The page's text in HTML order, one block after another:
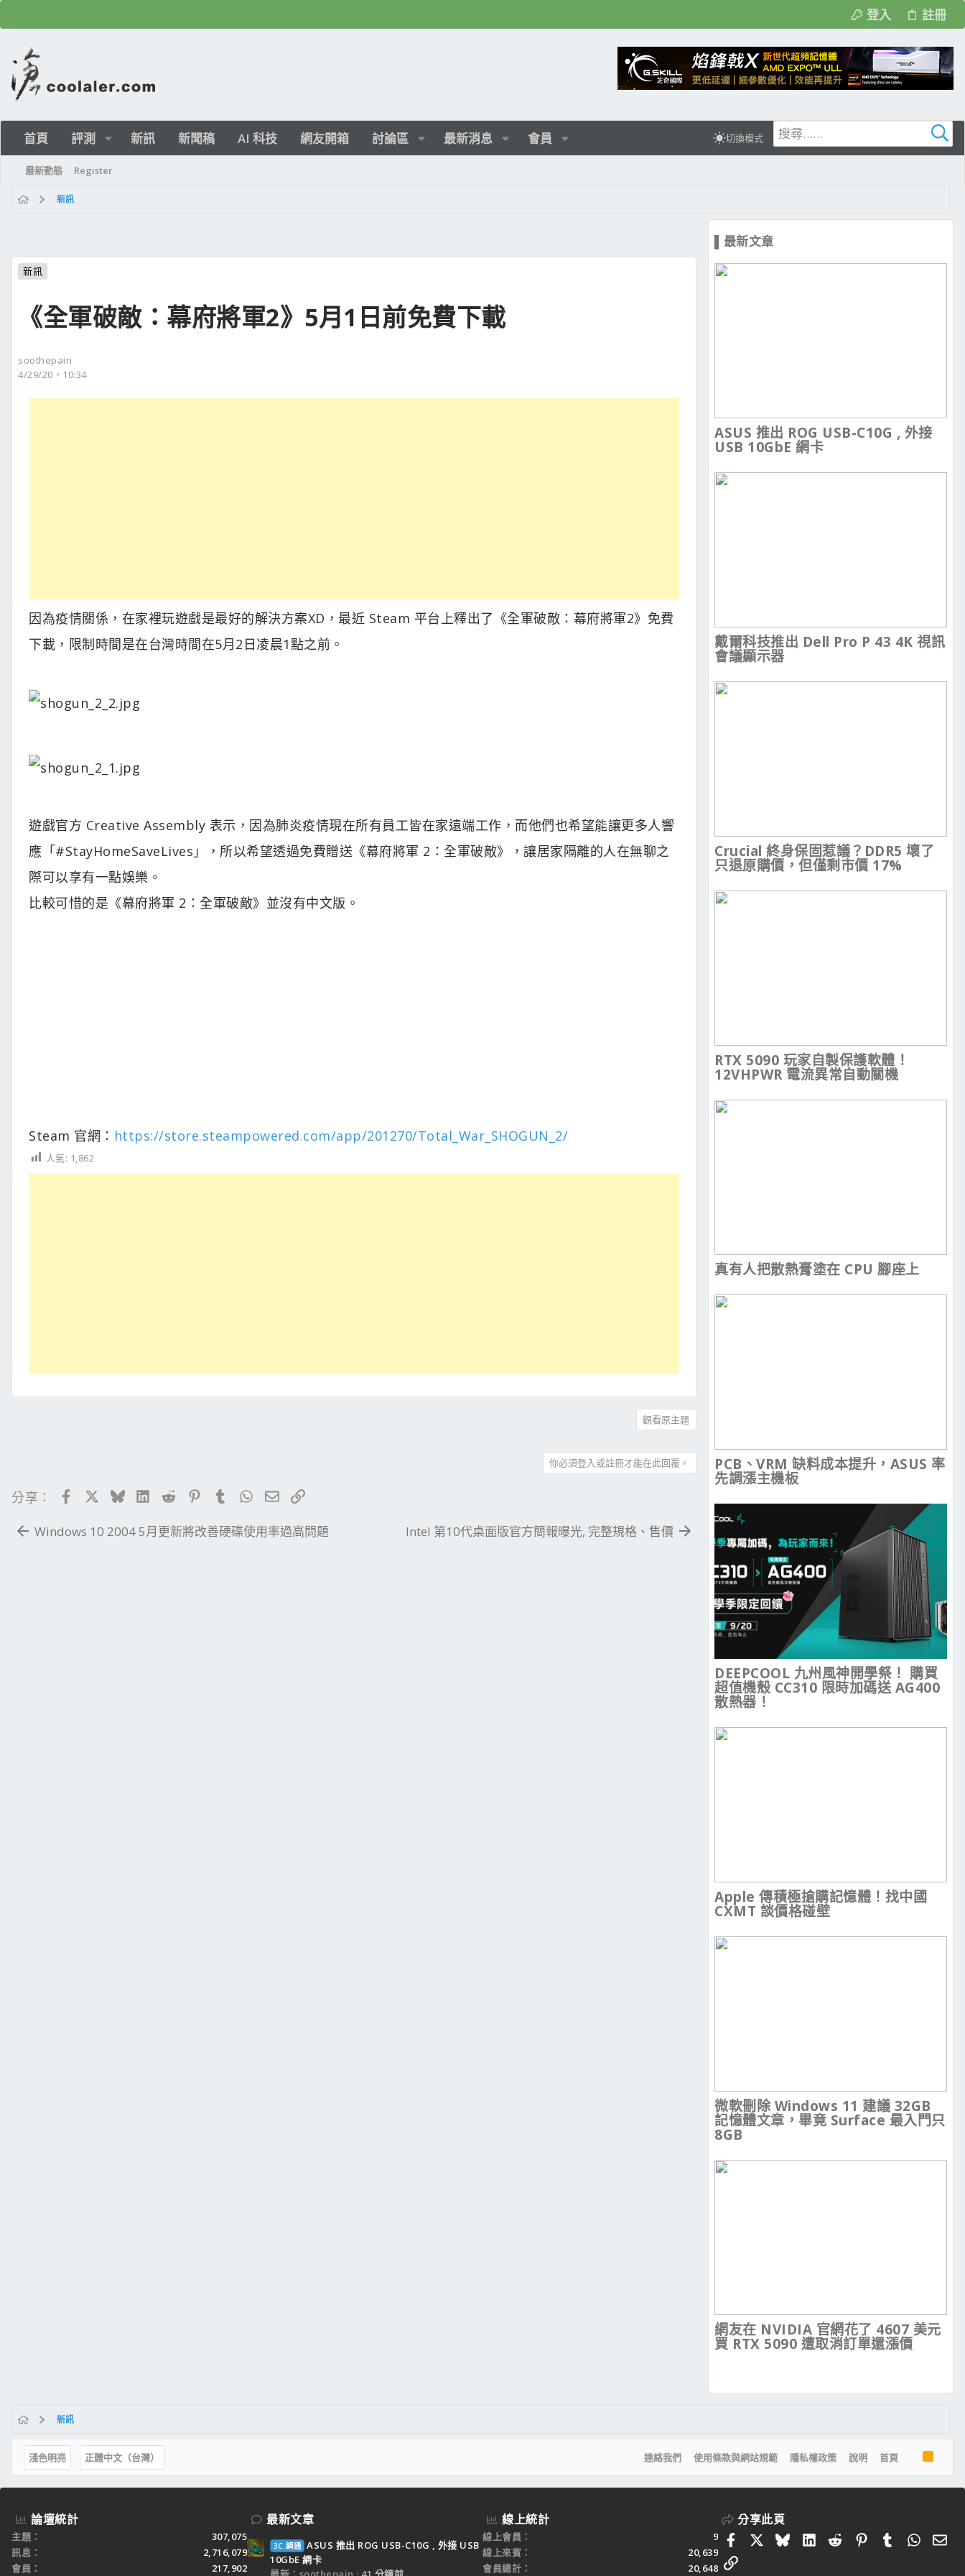
登入 註冊
首頁 評測 新訊 新聞稿 AI 科技 網友開箱 討論區 最新消息 會員 切換模式
最新動態 Register
新訊
新訊
《全軍破敵：幕府將軍2》5月1日前免費下載
soothepain
4/29/20，10:34
因為疫情關係，在家裡玩遊戲是最好的解決方案XD，最近 Steam 平台上釋出了《全軍破敵：幕府將軍2》免費
下載，限制時間是在台灣時間在5月2日凌晨1點之前。
遊戲官方 Creative Assembly 表示，因為肺炎疫情現在所有員工皆在家遠端工作，而他們也希望能讓更多人響
應「#StayHomeSaveLives」，所以希望透過免費贈送《幕府將軍 2：全軍破敵》，讓居家隔離的人在無聊之
際可以享有一點娛樂。
比較可惜的是《幕府將軍 2：全軍破敵》並沒有中文版。
Steam 官網： https://store.steampowered.com/app/201270/Total_War_SHOGUN_2/
人氣: 1,862
觀看原主題
你必須登入或註冊才能在此回覆。
分享： FacebookBlueskyLinkedIn
RedditPinterestTumblrWhatsApp
電子郵件
連結
Windows 10 2004 5月更新將改善硬碟使用率過高問題 Intel 第10代桌面版官方簡報曝光, 完整規格、售價
▌最新文章
ASUS 推出 ROG USB-C10G , 外接
USB 10GbE 網卡
戴爾科技推出 Dell Pro P 43 4K 視訊
會議顯示器
Crucial 終身保固惹議？DDR5 壞了
只退原購價，但僅剩市價 17%
RTX 5090 玩家自製保護軟體！
12VHPWR 電流異常自動關機
真有人把散熱膏塗在 CPU 腳座上
PCB、VRM 缺料成本提升，ASUS 率
先調漲主機板
DEEPCOOL 九州風神開學祭！ 購買
超值機殼 CC310 限時加碼送 AG400
散熱器！
Apple 傳積極搶購記憶體！找中國
CXMT 談價格碰壁
微軟刪除 Windows 11 建議 32GB
記憶體文章，畢竟 Surface 最入門只
8GB
網友在 NVIDIA 官網花了 4607 美元
買 RTX 5090 遭取消訂單還漲價
新訊
淺色明亮 正體中文（台灣） 連絡我們 使用條款與網站規範 隱私權政策 說明 首頁
S
論壇統計
主題
307,075
訊息
2,716,079
會員
217,902
最新文章
3C.網通 ASUS 推出 ROG USB-C10G , 外接 USB
10GbE 網卡
線上統計
線上會員
9
線上來賓
20,639
會員總計
20,648
分享此頁
FacebookBlueskyLinkedIn
RedditPinterestTumblr 電
連結